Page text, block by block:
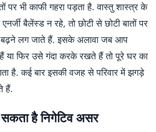
पर भी काफी गहरा पड़ता है. वास्तु शास्त्र के
बैलेंस्ड न रहे, तो छोटी से छोटी बातों पर
लग जाते हैं. इसके अलावा जब आप
या फिर उसे गंदा करके रखते हैं तो पूरे घर का
है. कई बार इसकी वजह से परिवार में झगड़े
हैं.
है निगेटिव असर